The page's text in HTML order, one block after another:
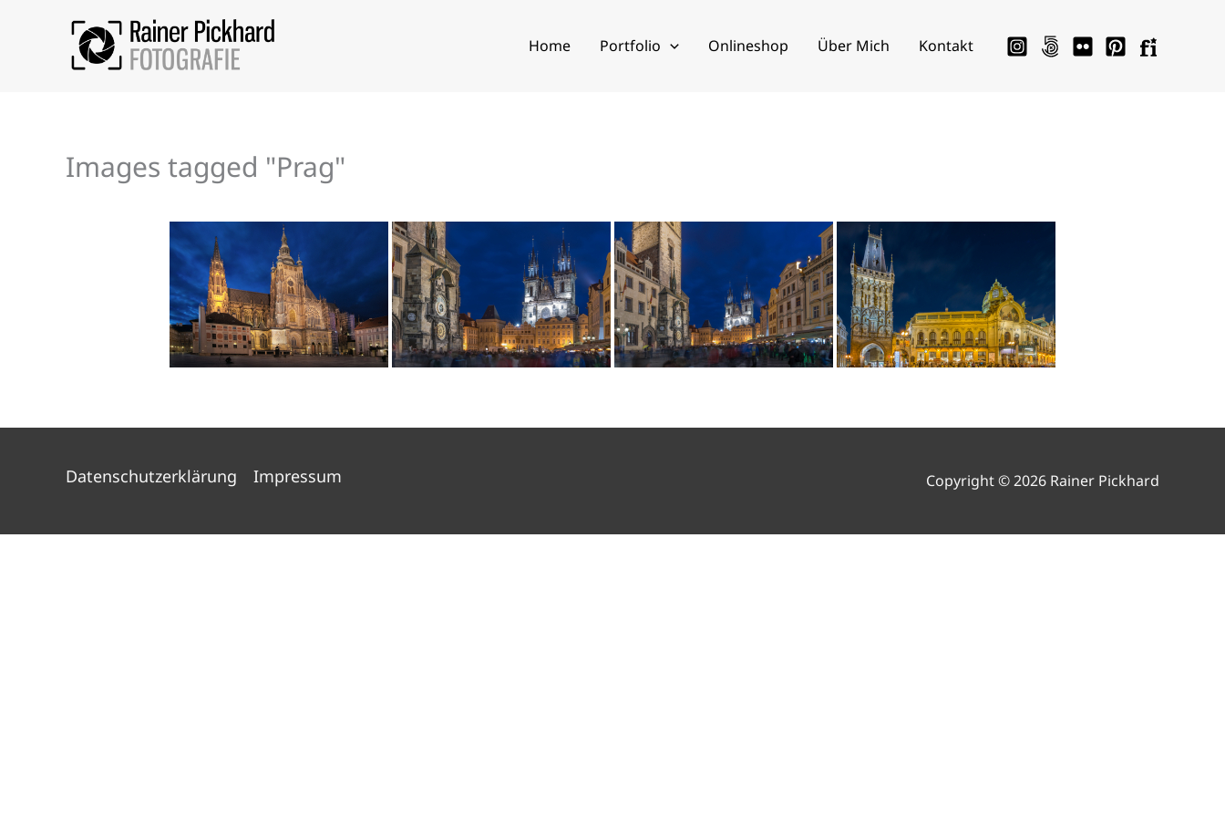
Home Portfolio Onlineshop Über Mich Kontakt
Images tagged "Prag"
Datenschutzerklärung Impressum Copyright © 2026 Rainer Pickhard